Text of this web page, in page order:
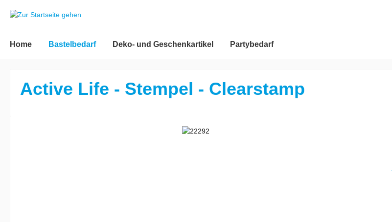
springen
Home Bastelbedarf Deko- und Geschenkartikel Partybedarf
Active Life - Stempel - Clearstamp